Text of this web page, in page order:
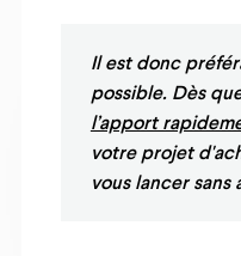
Il est donc
possible. Dès
l’apport
votre projet
vous lancer sans